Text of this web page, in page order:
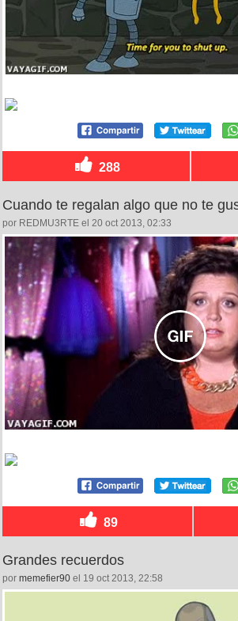
288
Cuando te regalan algo que no te
por REDMU3RTE el 20 oct 2013, 02:33
89
Grandes recuerdos
por memefier90 el 19 oct 2013, 22:58